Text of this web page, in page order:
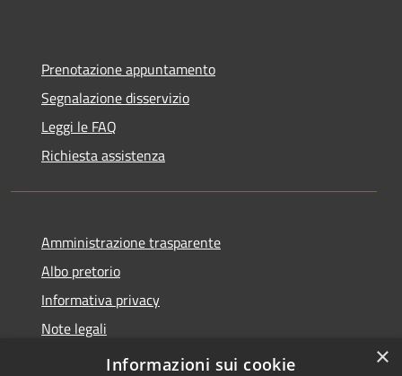
Prenotazione appuntamento
Segnalazione disservizio
Leggi le FAQ
Richiesta assistenza
Amministrazione trasparente
Albo pretorio
Informativa privacy
Note legali
Dichiarazione di accessibilità
×
Informazioni sui cookie